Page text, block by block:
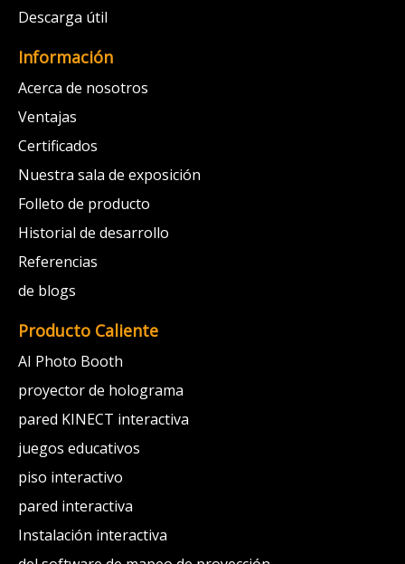
Descarga útil
Información
Acerca de nosotros
Ventajas
Certificados
Nuestra sala de exposición
Folleto de producto
Historial de desarrollo
Referencias
de blogs
Producto Caliente
AI Photo Booth
proyector de holograma
pared KINECT interactiva
juegos educativos
piso interactivo
pared interactiva
Instalación interactiva